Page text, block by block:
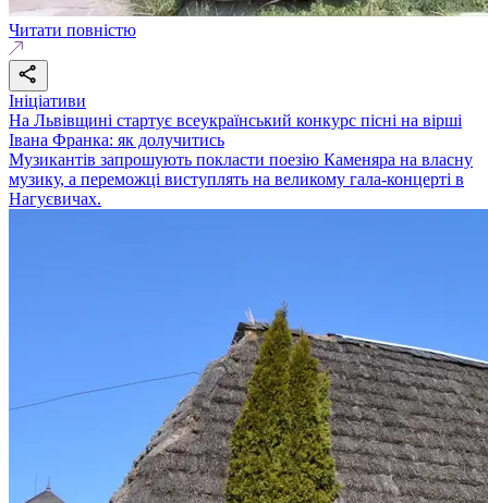
Читати повністю
Ініціативи
На Львівщині стартує всеукраїнський конкурс пісні на вірші
Івана Франка: як долучитись
Музикантів запрошують покласти поезію Каменяра на власну
музику, а переможці виступлять на великому гала-концерті в
Нагуєвичах.